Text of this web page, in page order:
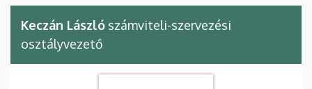
Keczán László számviteli-szervezési
osztályvezető